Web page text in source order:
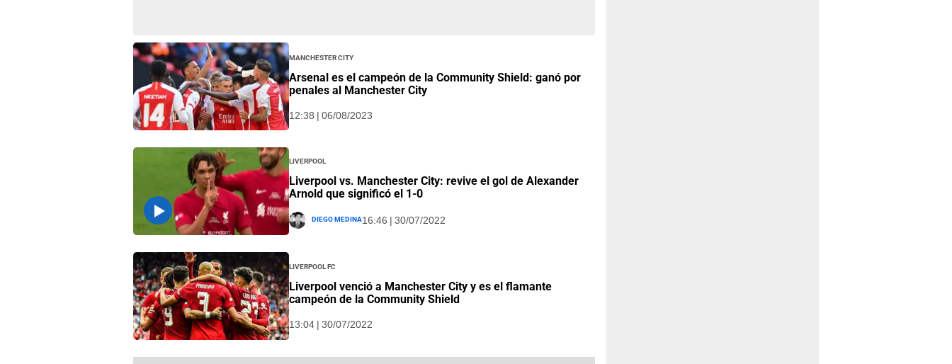
Manchester City
Arsenal es el campeón de la Community Shield: ganó por
penales al Manchester City
12:38 | 06/08/2023
Liverpool
Liverpool vs. Manchester City: revive el gol de Alexander
Arnold que significó el 1-0
Diego Medina16:46 | 30/07/2022
Liverpool FC
Liverpool venció a Manchester City y es el flamante
campeón de la Community Shield
13:04 | 30/07/2022